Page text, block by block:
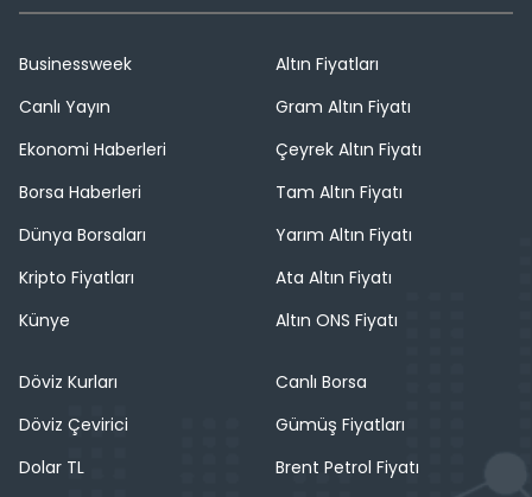
Businessweek
Canlı Yayın
Ekonomi Haberleri
Borsa Haberleri
Dünya Borsaları
Kripto Fiyatları
Künye
Altın Fiyatları
Gram Altın Fiyatı
Çeyrek Altın Fiyatı
Tam Altın Fiyatı
Yarım Altın Fiyatı
Ata Altın Fiyatı
Altın ONS Fiyatı
Döviz Kurları
Döviz Çevirici
Dolar TL
Canlı Borsa
Gümüş Fiyatları
Brent Petrol Fiyatı